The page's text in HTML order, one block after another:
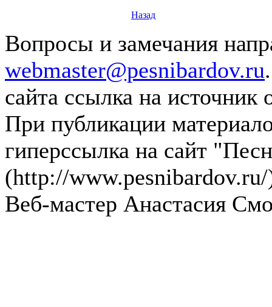
Назад
Вопросы и замечания
webmaster@pesnibardov.ru
сайта ссылка на источник
При публикации
гиперссылка на сайт
(http://
Веб-мастер Анастасия